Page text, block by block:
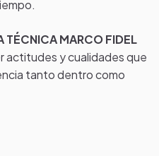
TÉCNICA MARCO FIDEL
y cualidades que
tanto dentro como